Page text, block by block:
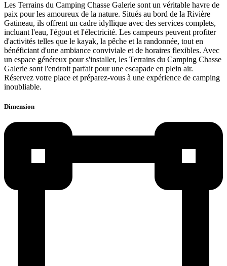
Les Terrains du Camping Chasse Galerie sont un véritable havre de
paix pour les amoureux de la nature. Situés au bord de la Rivière
Gatineau, ils offrent un cadre idyllique avec des services complets,
incluant l'eau, l'égout et l'électricité. Les campeurs peuvent profiter
d'activités telles que le kayak, la pêche et la randonnée, tout en
bénéficiant d'une ambiance conviviale et de horaires flexibles. Avec
un espace généreux pour s'installer, les Terrains du Camping Chasse
Galerie sont l'endroit parfait pour une escapade en plein air.
Réservez votre place et préparez-vous à une expérience de camping
inoubliable.
Dimension